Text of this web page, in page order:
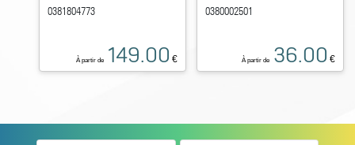
0381804773
À partir de 149.00 €
0380002501
À partir de 36.00 €